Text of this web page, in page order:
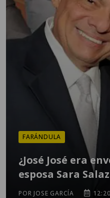
FARÁNDULA
¿José José era
esposa Sara
POR JOSE GARCÍA